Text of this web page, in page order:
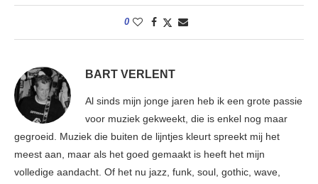
0
BART VERLENT
Al sinds mijn jonge jaren heb ik een grote passie
voor muziek gekweekt, die is enkel nog maar
gegroeid. Muziek die buiten de lijntjes kleurt spreekt mij het
meest aan, maar als het goed gemaakt is heeft het mijn
volledige aandacht. Of het nu jazz, funk, soul, gothic, wave,